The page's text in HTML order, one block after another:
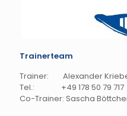
Trainerteam
Trainer: Alexander
Tel.: +49 178 50 79 717
Co-Trainer: Sascha